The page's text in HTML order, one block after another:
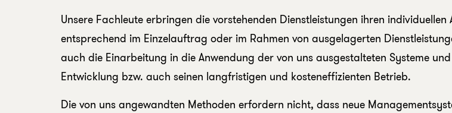
Unsere Fachleute erbringen die vorstehenden Dienstleistungen ihren individuellen
entsprechend im Einzelauftrag oder im Rahmen von ausgelagerten
auch die Einarbeitung in die Anwendung der von uns ausgestalteten Systeme
Entwicklung bzw. auch seinen langfristigen und kosteneffizienten Betrieb.
Die von uns angewandten Methoden erfordern nicht, dass neue